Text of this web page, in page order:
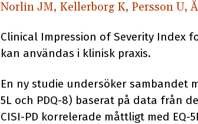
Norlin JM, Kellerborg K, Persson U,
Clinical Impression of Severity Index
kan användas i klinisk praxis.
En ny studie undersöker sambandet
5L och PDQ-8) baserat på data från
CISI-PD korrelerade måttligt med